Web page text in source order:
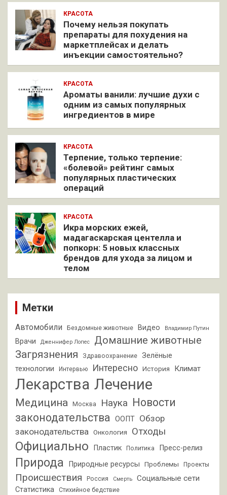
КРАСОТА
Почему нельзя покупать
препараты для похудения на
маркетплейсах и делать
инъекции самостоятельно?
КРАСОТА
Ароматы ванили: лучшие духи с
одним из самых популярных
ингредиентов в мире
КРАСОТА
Терпение, только терпение:
«болевой» рейтинг самых
популярных пластических
операций
КРАСОТА
Икра морских ежей,
мадагаскарская центелла и
попкорн: 5 новых классных
брендов для ухода за лицом и
телом
Метки
Автомобили Бездомные животные Видео Владимир Путин
Врачи Дженнифер Лопес
Домашние животные
Загрязнения
Здравоохранение
Зелёные
технологии
Интервью Интересно История Климат
Лекарства Лечение
Медицина Москва Наука Новости
законодательства ООПТ Обзор
законодательства Онкология Отходы
Официально Пластик Политика Пресс-релиз
Природа Природные ресурсы Проблемы Проекты
Происшествия Россия Смерть Социальные сети
Статистика Стихийное бедствие